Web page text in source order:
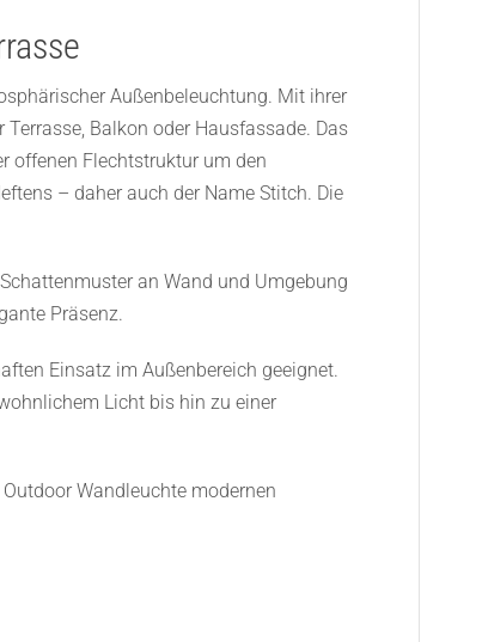
Außenbeleuchtung. Mit ihrer
Balkon oder Hausfassade. Das
offenen Flechtstruktur um den
– daher auch der Name Stitch. Die
an Wand und Umgebung
Präsenz.
Einsatz im Außenbereich geeignet.
Licht bis hin zu einer
Wandleuchte modernen